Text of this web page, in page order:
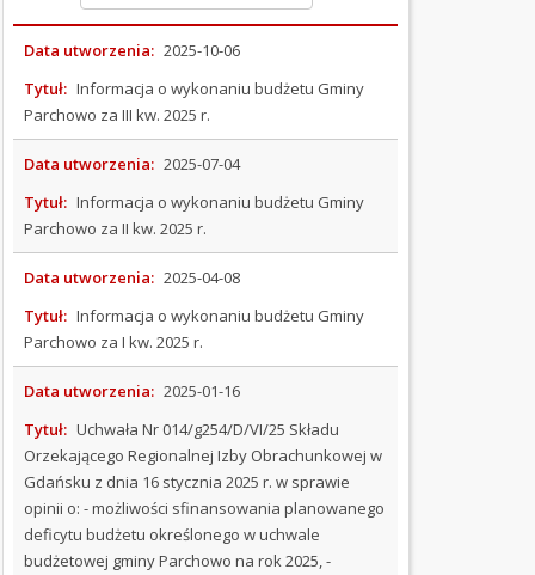
rok
Budżet
2012
rok
Budżet
na
2013
rok
Budżet
na
rok
Budżet
2015
rok
Budżet
na
2016
rok
Budżet
Data utworzenia: 2025-10-06
Tytuł: Informacja o wykonaniu budżetu Gminy
Parchowo za III kw. 2025 r.
Data utworzenia: 2025-07-04
Tytuł: Informacja o wykonaniu budżetu Gminy
Parchowo za II kw. 2025 r.
Data utworzenia: 2025-04-08
Tytuł: Informacja o wykonaniu budżetu Gminy
Parchowo za I kw. 2025 r.
Data utworzenia: 2025-01-16
Tytuł: Uchwała Nr 014/g254/D/VI/25 Składu
Orzekającego Regionalnej Izby Obrachunkowej w
Gdańsku z dnia 16 stycznia 2025 r. w sprawie
opinii o: - możliwości sfinansowania planowanego
deficytu budżetu określonego w uchwale
budżetowej gminy Parchowo na rok 2025, -